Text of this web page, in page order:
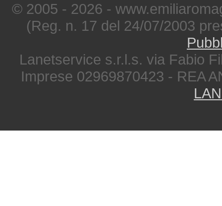
© 2005 - 2026 -
(Reg. n. 17 del 24/07/2003
Lanetservice s.r.l.s. via Fabio
Imprese 02969870423 - REA